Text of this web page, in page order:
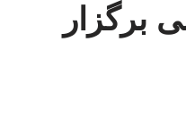
برگزار